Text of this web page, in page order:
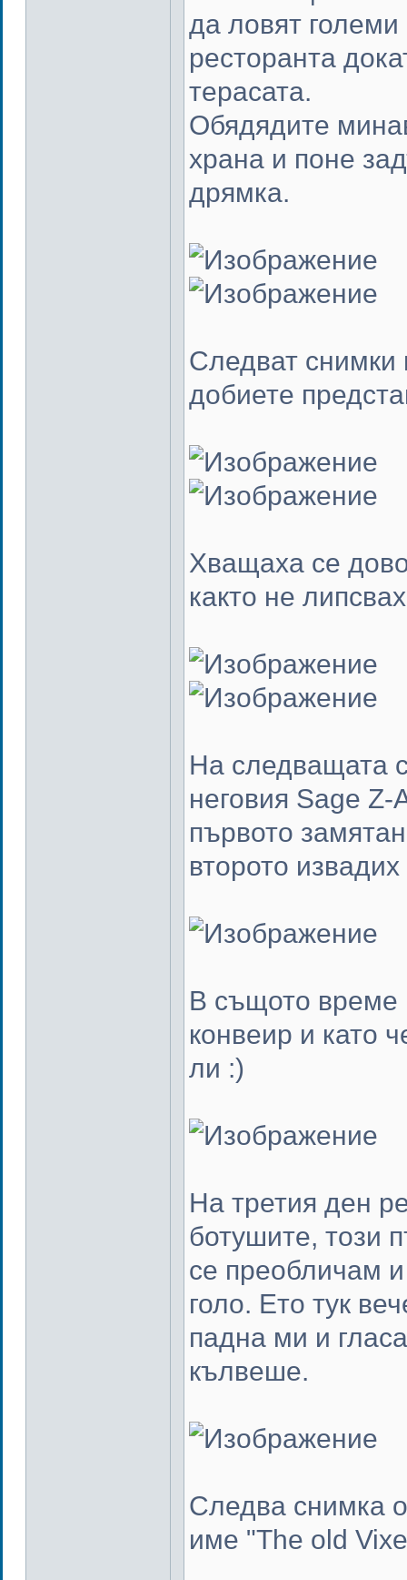
да ловят
ресторанта
терасата.
Обядядите
храна и поне
дрямка.
Следват снимки
добиете
Хващаха се
както не
На следващата
неговия Sage
първото
второто
В същото време
конвеир и като
ли :)
На третия ден
ботушите, този
се преобличам и
голо. Ето тук
падна ми и
кълвеше.
Следва снимка
име "The old